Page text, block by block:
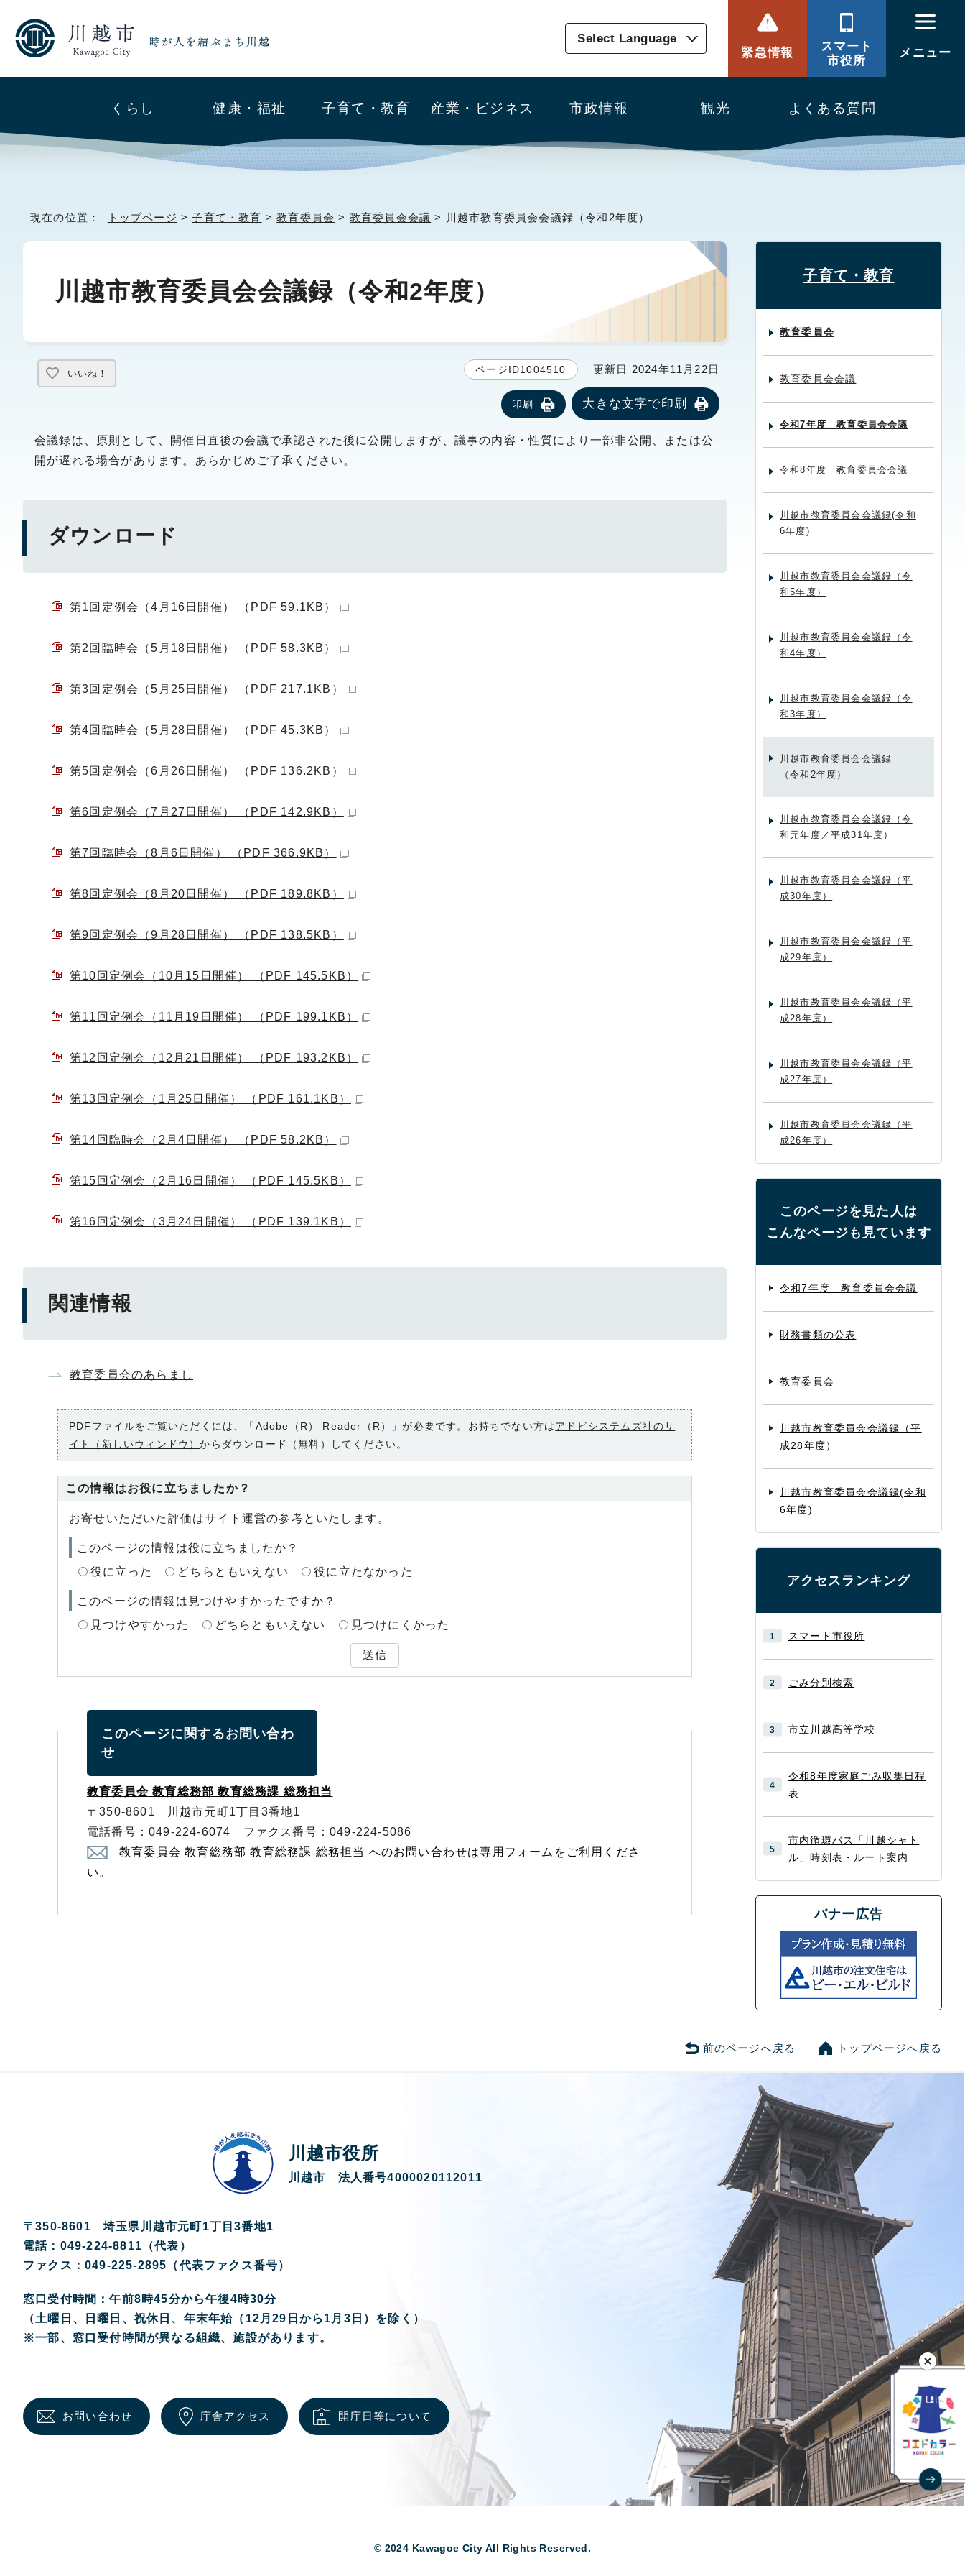
Select Language
緊急情報
スマート
市役所
メニュー
くらし 健康・福祉 子育て・教育 産業・ビジネス 市政情報 観光 よくある質問
現在の位置： トップページ >子育て・教育 >教育委員会 > 教育委員会会議 > 川越市教育委員会会議録（令和2年度）
川越市教育委員会会議録（令和2年度）
いいね！ ページID1004510 更新日 2024年11月22日
印刷 大きな文字で印刷
会議録は、原則として、開催日直後の会議で承認された後に公開しますが、議事の内容・性質により一部非公開、または公
開が遅れる場合があります。あらかじめご了承ください。
ダウンロード
第1回定例会（4月16日開催） （PDF 59.1KB）
第2回臨時会（5月18日開催） （PDF 58.3KB）
第3回定例会（5月25日開催） （PDF 217.1KB）
第4回臨時会（5月28日開催） （PDF 45.3KB）
第5回定例会（6月26日開催） （PDF 136.2KB）
第6回定例会（7月27日開催） （PDF 142.9KB）
第7回臨時会（8月6日開催） （PDF 366.9KB）
第8回定例会（8月20日開催） （PDF 189.8KB）
第9回定例会（9月28日開催） （PDF 138.5KB）
第10回定例会（10月15日開催） （PDF 145.5KB）
第11回定例会（11月19日開催） （PDF 199.1KB）
第12回定例会（12月21日開催） （PDF 193.2KB）
第13回定例会（1月25日開催） （PDF 161.1KB）
第14回臨時会（2月4日開催） （PDF 58.2KB）
第15回定例会（2月16日開催） （PDF 145.5KB）
第16回定例会（3月24日開催） （PDF 139.1KB）
関連情報
教育委員会のあらまし
PDFファイルをご覧いただくには、「Adobe（R） Reader（R）」が必要です。お持ちでない方はアドビシステムズ社のサ
イト（新しいウィンドウ）からダウンロード（無料）してください。
この情報はお役に立ちましたか？
お寄せいただいた評価はサイト運営の参考といたします。
このページの情報は役に立ちましたか？
役に立った
どちらともいえない 役に立たなかった
このページの情報は見つけやすかったですか？
見つけやすかった
どちらともいえない 見つけにくかった
送信
このページに関するお問い合わ
せ
教育委員会 教育総務部 教育総務課 総務担当
〒350-8601 川越市元町1丁目3番地1
電話番号：049-224-6074 ファクス番号：049-224-5086
教育委員会 教育総務部 教育総務課 総務担当 へのお問い合わせは専用フォームをご利用くださ
い。
子育て・教育
教育委員会
教育委員会会議
令和7年度 教育委員会会議
令和8年度 教育委員会会議
川越市教育委員会会議録(令和
6年度)
川越市教育委員会会議録（令
和5年度）
川越市教育委員会会議録（令
和4年度）
川越市教育委員会会議録（令
和3年度）
川越市教育委員会会議録
（令和2年度）
川越市教育委員会会議録（令
和元年度／平成31年度）
川越市教育委員会会議録（平
成30年度）
川越市教育委員会会議録（平
成29年度）
川越市教育委員会会議録（平
成28年度）
川越市教育委員会会議録（平
成27年度）
川越市教育委員会会議録（平
成26年度）
このページを見た人は
こんなページも見ています
令和7年度 教育委員会会議
財務書類の公表
教育委員会
川越市教育委員会会議録（平
成28年度）
川越市教育委員会会議録(令和
6年度)
アクセスランキング
スマート市役所
ごみ分別検索
市立川越高等学校
令和8年度家庭ごみ収集日程
表
市内循環バス「川越シャト
ル」時刻表・ルート案内
バナー広告
前のページへ戻る トップページへ戻る
川越市役所
川越市 法人番号4000020112011
〒350-8601 埼玉県川越市元町1丁目3番地1
電話：049-224-8811（代表）
ファクス：049-225-2895（代表ファクス番号）
窓口受付時間：午前8時45分から午後4時30分
（土曜日、日曜日、祝休日、年末年始（12月29日から1月3日）を除く）
※一部、窓口受付時間が異なる組織、施設があります。
お問い合わせ 庁舎アクセス 開庁日等について
© 2024 Kawagoe City All Rights Reserved.